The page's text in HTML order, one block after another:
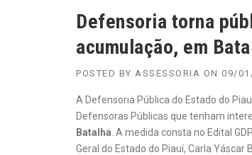
Defensoria torna
acumulação, em
POSTED BY ASSESSORIA ON 09/
A Defensoria Pública do Estado do
Defensoras Públicas que tenham
Batalha . A medida consta no Edital
Geral do Estado do Piauí, Carla Yáscar